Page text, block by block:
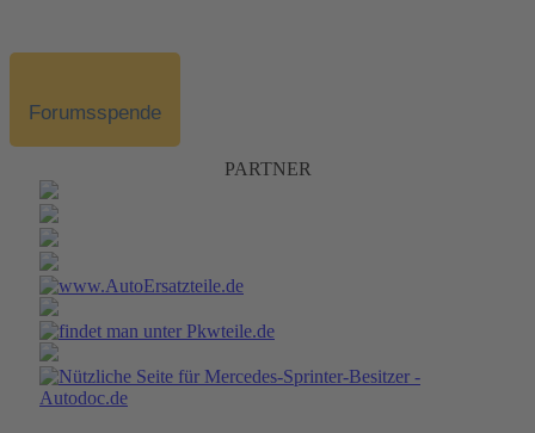
Forumsspende
PARTNER